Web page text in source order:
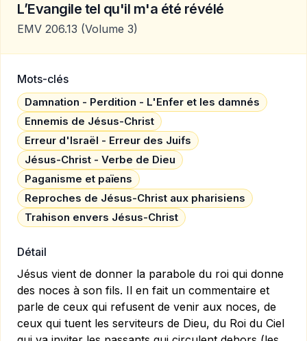
L’Evangile tel qu'il m'a été révélé
EMV 206.13 (Volume 3)
Mots-clés
Damnation - Perdition - L'Enfer et les damnés
Ennemis de Jésus-Christ
Erreur d'Israël - Erreur des Juifs
Jésus-Christ - Verbe de Dieu
Paganisme et païens
Reproches de Jésus-Christ aux pharisiens
Trahison envers Jésus-Christ
Détail
Jésus vient de donner la parabole du roi qui donne
des noces à son fils. Il en fait un commentaire et
parle de ceux qui refusent de venir aux noces, de
ceux qui tuent les serviteurs de Dieu, du Roi du Ciel